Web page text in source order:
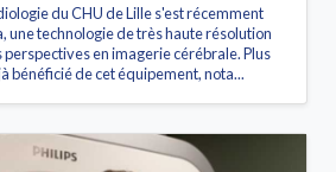
du CHU de Lille s'est récemment
une technologie de très haute résolution
en imagerie cérébrale. Plus
bénéficié de cet équipement, nota...